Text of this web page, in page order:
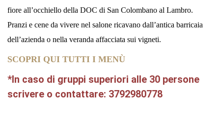
fiore all’occhiello della DOC di San Colombano al Lambro.
Pranzi e cene da vivere nel salone ricavano dall’antica barricaia
dell’azienda o nella veranda affacciata sui vigneti.
SCOPRI QUI TUTTI I MENÙ
*In caso di gruppi superiori alle 30 persone
scrivere o contattare: 3792980778